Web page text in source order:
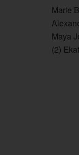
Marie
Maya
(2)